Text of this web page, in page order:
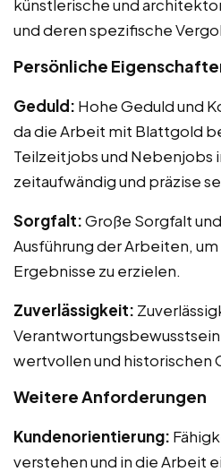
künstlerische und
und deren spezifische
Persönliche
Geduld: Hohe Geduld und
da die Arbeit mit Blattgold
Teilzeitjobs und Nebenjobs
zeitaufwändig und präzise
Sorgfalt:Große Sorgfalt
Ausführung der Arbeiten,
Ergebnisse zu erzielen.
Zuverlässigkeit:
wertvollen und historischen
Weitere Anforderungen
Kundenorientierung:
verstehen und in die Arbeit